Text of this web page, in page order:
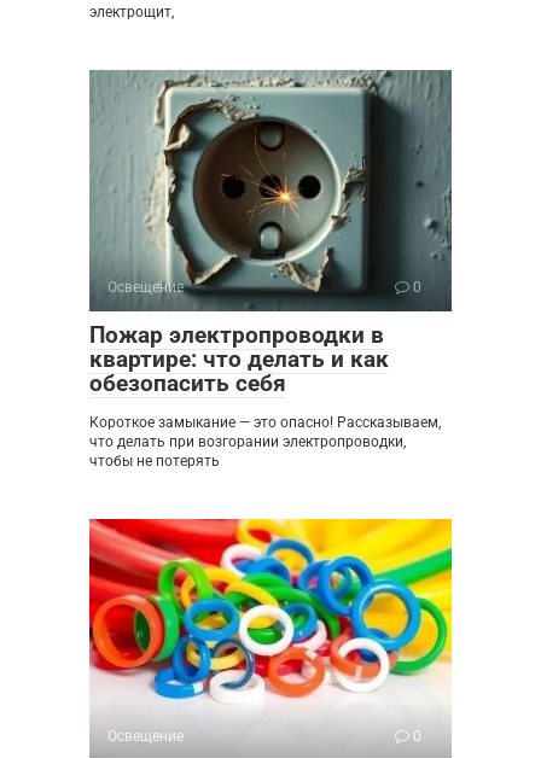
электрощит,
Освещение 0
Пожар электропроводки в
квартире: что делать и как
обезопасить себя
Короткое замыкание — это опасно! Рассказываем,
что делать при возгорании электропроводки,
чтобы не потерять
Освещение 0